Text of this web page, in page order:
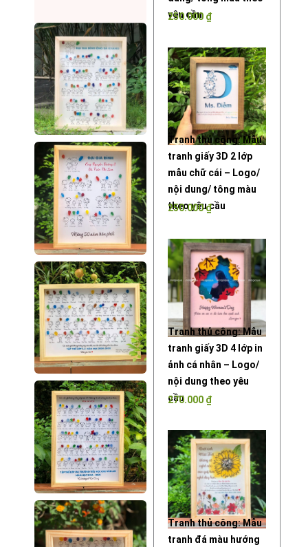
yêu cầu
250.000 ₫
Tranh thủ công: Mẫu
tranh giấy 3D 2 lớp
mẫu chữ cái – Logo/
nội dung/ tông màu
theo yêu cầu
250.000₫
Tranh thủ công: Mẫu
tranh giấy 3D 4 lớp in
ảnh cá nhân – Logo/
nội dung theo yêu
cầu
270.000 ₫
Tranh thủ công: Mẫu
tranh đá màu hướng